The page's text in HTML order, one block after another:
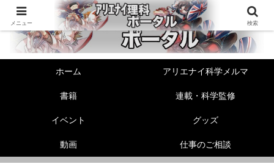
ホーム アリエナイ科学メルマ
書籍 連載・科学監修
イベント グッズ
動画 仕事のご相談
メニュー 検索